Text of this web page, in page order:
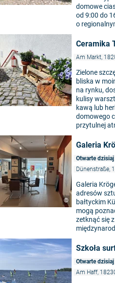
domowe
od 9:00 do
o
Ceramika
Am Markt,
Zielone
bliska w
na rynku,
kulisy
kawą lub
domowego
przytulnej
©
Galeria
Otwarte
Dünenstraße,
Galeria
adresów
bałtyckim
mogą
zetknąć się
Szkoła
Otwarte
Am Haff,